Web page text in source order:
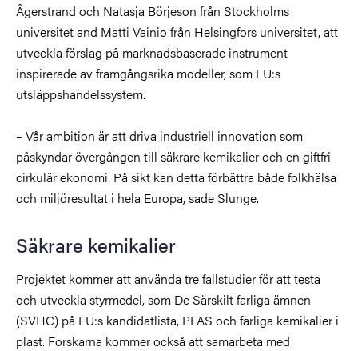
Ågerstrand och Natasja Börjeson från Stockholms
universitet and Matti Vainio från Helsingfors universitet,att
utveckla förslag på marknadsbaserade instrument
inspirerade av framgångsrika modeller, som EU:s
utsläppshandelssystem.
–Vår ambition är att driva industriell innovation som
påskyndar övergången till säkrare kemikalier och en giftfri
cirkulär ekonomi. På sikt kan detta förbättra både folkhälsa
och miljöresultat i hela Europa, sade Slunge.
Säkrare kemikalier
Projektet kommer att använda tre fallstudier för att testa
och utveckla styrmedel, som De Särskilt farliga ämnen
(SVHC) på EU:s kandidatlista, PFAS och farliga kemikalier i
plast. Forskarna kommer också att samarbeta med